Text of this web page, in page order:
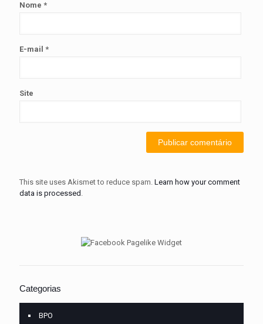
Nome *
E-mail *
Site
This site uses Akismet to reduce spam. Learn how your comment
data is processed .
Categorias
BPO